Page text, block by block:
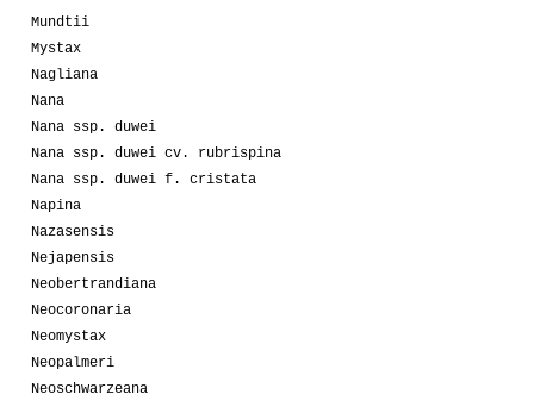
Mundtii
Mystax
Nagliana
Nana
Nana ssp. duwei
Nana ssp. duwei cv. rubrispina
Nana ssp. duwei f. cristata
Napina
Nazasensis
Nejapensis
Neobertrandiana
Neocoronaria
Neomystax
Neopalmeri
Neoschwarzeana